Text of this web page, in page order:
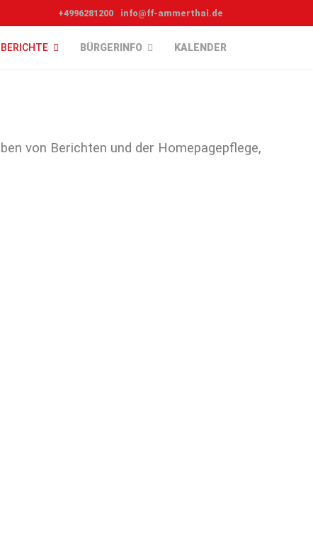
+4996281200 info@ff-ammerthal.de
BERICHTE BÜRGERINFO KALENDER
von Berichten und der Homepagepflege,